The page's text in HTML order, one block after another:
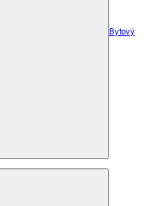
Bytový